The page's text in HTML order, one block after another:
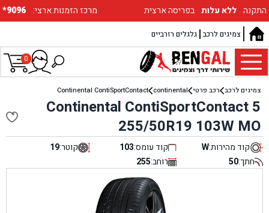
*9096 :מרכז הזמנות ארצי התקנה ללא עלות בפריסה ארצית
גלגלים רזרביים צמיגים לרכב
0
צמיגים לרכב רכב פרטי continental
Continental ContiSportContact
Continental ContiSportContact 5
255/50R19 103W MO
קוד מהירות:W קוד עומס:103 קוטר:19
חתך:50 רוחב:255